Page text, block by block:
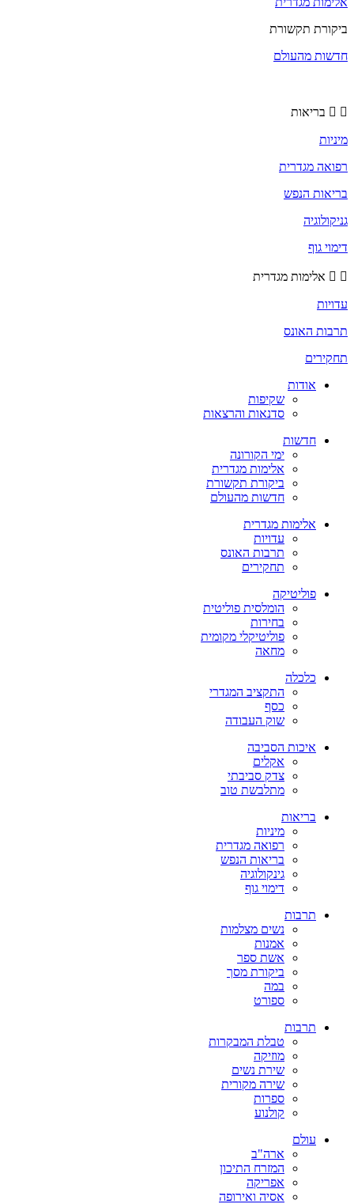
ביקורת תקשורת
חדשות מהעולם
בריאות
מיניות
רפואה מגדרית
בריאות הנפש
גניקולוגיה
דימוי גוף
אלימות מגדרית
עדויות
תרבות האונס
תחקירים
אודות
שקיפות
סדנאות והרצאות
חדשות
ימי הקורונה
אלימות מגדרית
ביקורת תקשורת
חדשות מהעולם
אלימות מגדרית
עדויות
תרבות האונס
תחקירים
פוליטיקה
הומלסית פוליטית
בחירות
פוליטיקלי מקומית
מחאה
כלכלה
התקציב המגדרי
כסף
שוק העבודה
איכות הסביבה
אקלים
צדק סביבתי
מתלבשת טוב
בריאות
מיניות
רפואה מגדרית
בריאות הנפש
גינקולוגיה
דימוי גוף
תרבות
נשים מצלמות
אמנות
אשת ספר
ביקורת מסך
במה
ספורט
תרבות
טבלת המבקרות
מוזיקה
שירת נשים
שירה מקורית
ספרות
קולנוע
עולם
ארה"ב
המזרח התיכון
אפריקה
אסיה ואירופה